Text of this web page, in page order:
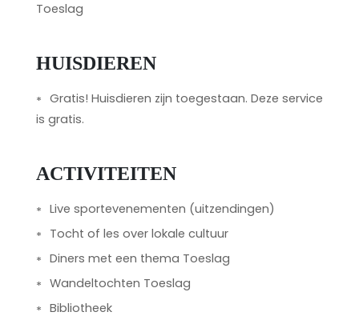
Toeslag
HUISDIEREN
Gratis! Huisdieren zijn toegestaan. Deze service
is gratis.
ACTIVITEITEN
Live sportevenementen (uitzendingen)
Tocht of les over lokale cultuur
Diners met een thema Toeslag
Wandeltochten Toeslag
Bibliotheek